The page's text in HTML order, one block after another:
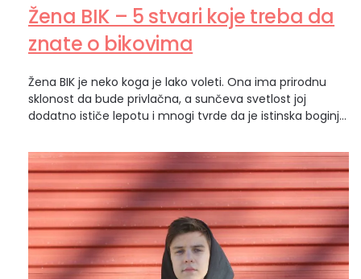
Žena BIK – 5 stvari koje treba da
znate o bikovima
Žena BIK je neko koga je lako voleti. Ona ima prirodnu
sklonost da bude privlačna, a sunčeva svetlost joj
dodatno ističe lepotu i mnogi tvrde da je istinska boginja.
zemljani znak zodijaka i metaforički, ona je trava koja se
pojavljuje posle zime. Kakva je žena BIK?…